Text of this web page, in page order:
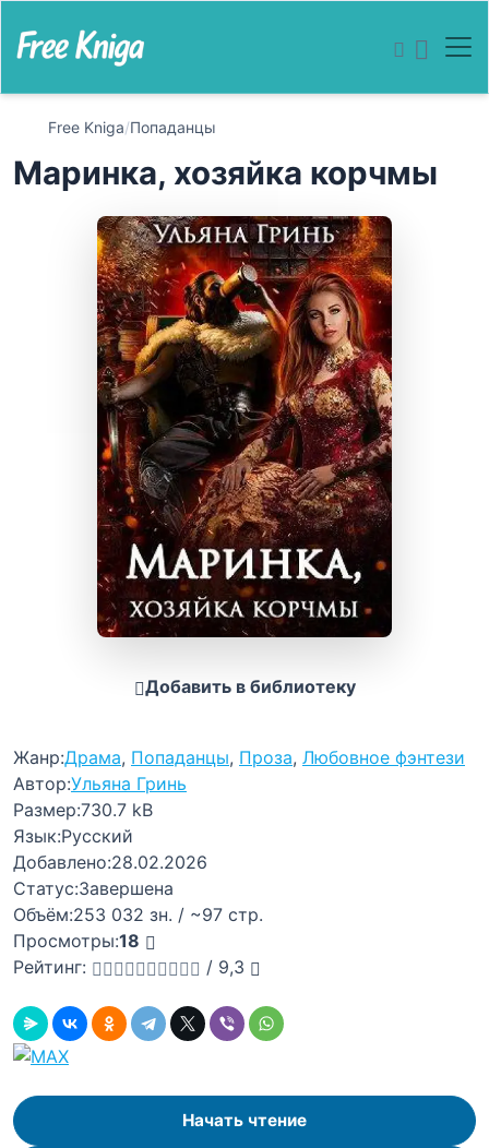
Free Kniga/Попаданцы
Маринка, хозяйка корчмы
Добавить в библиотеку
Жанр:Драма, Попаданцы, Проза, Любовное фэнтези
Автор:Ульяна Гринь
Размер:730.7 kB
Язык:Русский
Добавлено:28.02.2026
Статус:Завершена
Объём:253 032 зн. / ~97 стр.
Просмотры:18
Рейтинг:
/ 9,3
Начать чтение